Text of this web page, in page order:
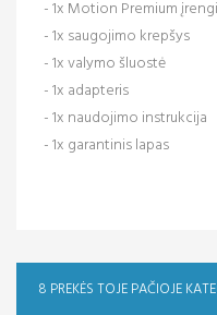
- 1x Motion Premium
- 1x saugojimo krepšys
- 1x valymo šluostė
- 1x adapteris
- 1x naudojimo instrukcija
- 1x garantinis lapas
8 PREKĖS TOJE PAČIOJE